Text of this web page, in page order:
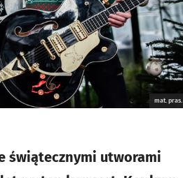
mat. pras.
świątecznymi utworami